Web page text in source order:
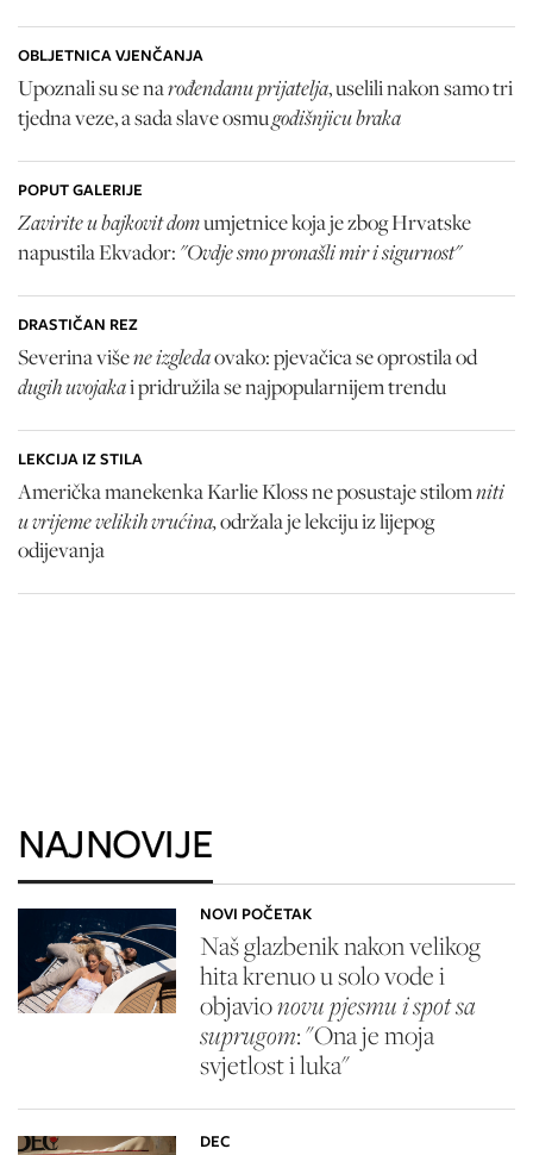
OBLJETNICA VJENČANJA
Upoznali su se narođendanu prijatelja, uselili nakon samo tri
tjedna veze, a sada slave osmugodišnjicu braka
POPUT GALERIJE
Zavirite u bajkovit domumjetnice koja je zbog Hrvatske
napustila Ekvador: "Ovdje smo pronašli mir i sigurnost"
DRASTIČAN REZ
Severina višene izgledaovako: pjevačica se oprostila od
dugih uvojakai pridružila se najpopularnijem trendu
LEKCIJA IZ STILA
Američka manekenka Karlie Kloss ne posustaje stilomniti
u vrijeme velikih vrućina,održala je lekciju iz lijepog
odijevanja
NAJNOVIJE
NOVI POČETAK
Naš glazbenik nakon velikog
hita krenuo u solo vode i
objavionovu pjesmu i spot sa
suprugom: "Ona je moja
svjetlost i luka"
DEC